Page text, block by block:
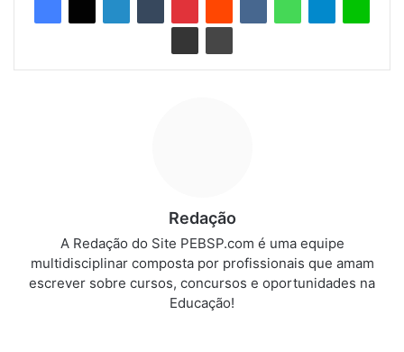
Redação
A Redação do Site PEBSP.com é uma equipe
multidisciplinar composta por profissionais que amam
escrever sobre cursos, concursos e oportunidades na
Educação!